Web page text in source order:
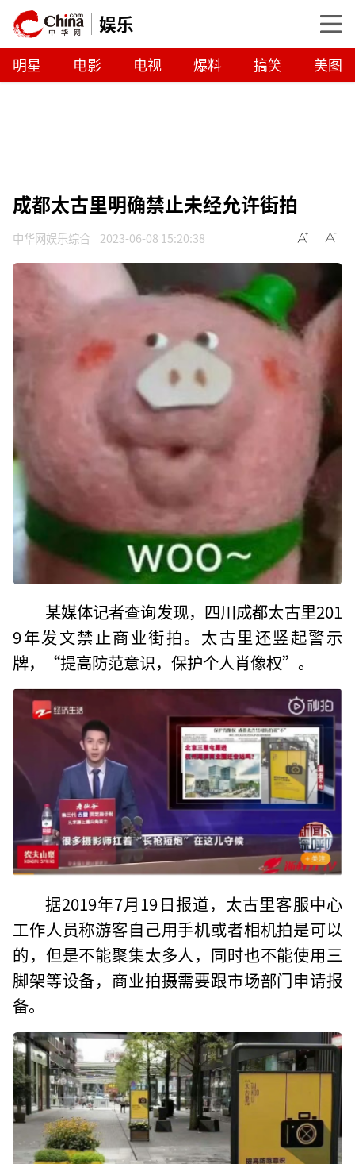
娱乐
明星 电影 电视 爆料 搞笑 美图
成都太古里明确禁止未经允许街拍
中华网娱乐综合 2023-06-08 15:20:38
某媒体记者查询发现，四川成都太古里201
9年发文禁止商业街拍。太古里还竖起警示
牌，“提高防范意识，保护个人肖像权”。
据2019年7月19日报道，太古里客服中心
工作人员称游客自己用手机或者相机拍是可以
的，但是不能聚集太多人，同时也不能使用三
脚架等设备，商业拍摄需要跟市场部门申请报
备。